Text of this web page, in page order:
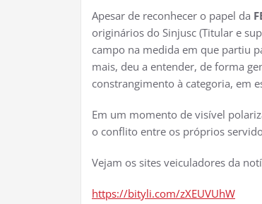
Apesar de reconhecer o papel da
originários do Sinjusc (Titular e
campo na medida em que partiu
mais, deu a entender, de forma
constrangimento à categoria, em
Em um momento de visível
o conflito entre os próprios
Vejam os sites veiculadores da
https://bityli.com/zXEUVUhW